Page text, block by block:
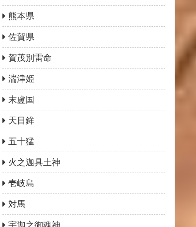
熊本県
佐賀県
賀茂別雷命
湍津姫
末盧国
天日鉾
五十猛
火之迦具土神
壱岐島
対馬